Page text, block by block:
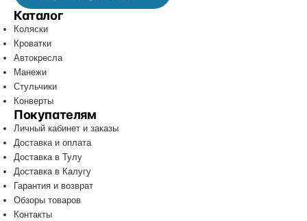
Каталог
Коляски
Кроватки
Автокресла
Манежи
Стульчики
Конверты
Покупателям
Личный кабинет и заказы
Доставка и оплата
Доставка в Тулу
Доставка в Калугу
Гарантия и возврат
Обзоры товаров
Контакты